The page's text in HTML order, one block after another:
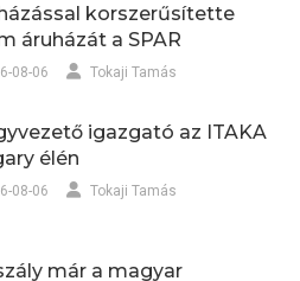
korszerűsítette
áruházát a SPAR
08-06 Tokaji Tamás
igazgató az ITAKA
élén
08-06 Tokaji Tamás
már a magyar